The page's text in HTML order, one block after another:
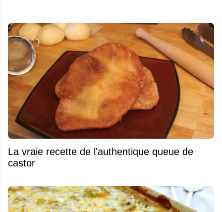
La vraie recette de l'authentique queue de
castor